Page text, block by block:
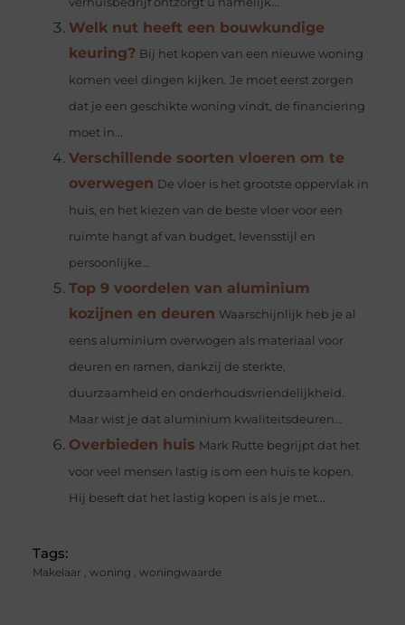
Welk nut heeft een bouwkundige
keuring? Bij het kopen van een nieuwe woning
komen veel dingen kijken. Je moet eerst zorgen
dat je een geschikte woning vindt, de financiering
moet in...
Verschillende soorten vloeren om te
overwegen De vloer is het grootste oppervlak in
huis, en het kiezen van de beste vloer voor een
ruimte hangt af van budget, levensstijl en
persoonlijke...
Top 9 voordelen van aluminium
kozijnen en deuren Waarschijnlijk heb je al
eens aluminium overwogen als materiaal voor
deuren en ramen, dankzij de sterkte,
duurzaamheid en onderhoudsvriendelijkheid.
Maar wist je dat aluminium kwaliteitsdeuren...
Overbieden huis Mark Rutte begrijpt dat het
voor veel mensen lastig is om een huis te kopen.
Hij beseft dat het lastig kopen is als je met...
Tags:
Makelaar , woning , woningwaarde